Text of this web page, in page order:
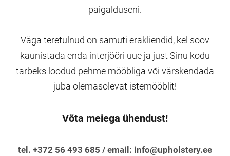
paigalduseni.
Väga teretulnud on samuti erakliendid, kel soov
kaunistada enda interjööri uue ja just Sinu kodu
tarbeks loodud pehme mööbliga või värskendada
juba olemasolevat istemööblit!
Võta meiega ühendust!
tel. +372 56 493 685 / email: info@upholstery.ee